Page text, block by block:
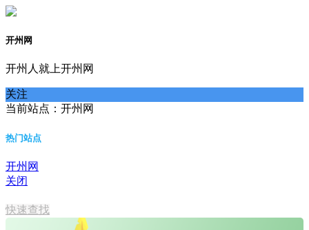
开州网
开州人就上开州网
关注
当前站点：开州网
热门站点
开州网
关闭
快速查找